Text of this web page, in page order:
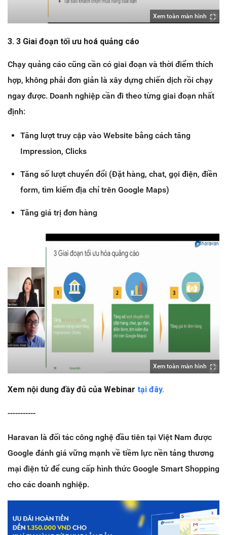
Xem toàn màn hình
3. 3 Giai đoạn tối ưu hoá quảng cáo
Chạy quảng cáo cũng cần có giai đoạn và thời điểm thích
hợp, không phải đơn giản là xây dựng chiến dịch rồi chạy
ngay được. Doanh nghiệp cần đi theo từng giai đoạn nhất
định:
Tăng lượt truy cập vào Website bằng cách tăng
Impression, Clicks
Tăng số lượt chuyển đổi (Đặt hàng, chat, gọi điện, điền
form, tìm kiếm địa chỉ trên Google Maps)
Tăng giá trị đơn hàng
Xem toàn màn hình
Xem nội dung đầy đủ của Webinar tại đây.
-----------
Haravan là đối tác công nghệ đầu tiên tại Việt Nam được
Google đánh giá vững mạnh về tiềm lực nền tảng thương
mại điện tử để cung cấp hình thức Google Smart Shopping
cho các doanh nghiệp.